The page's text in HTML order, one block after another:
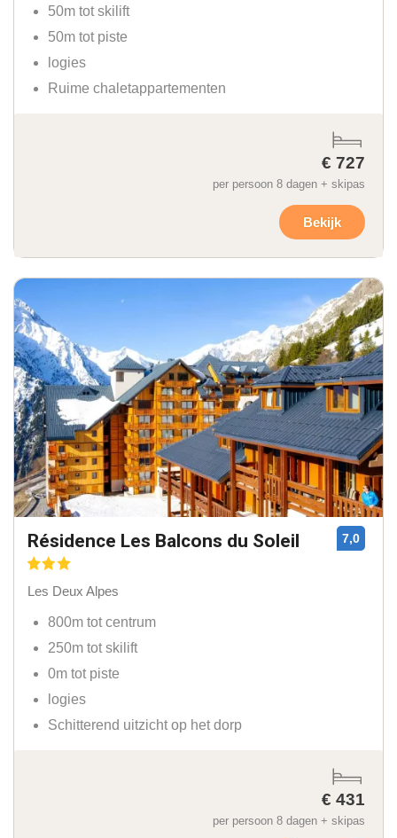
50m tot skilift
50m tot piste
logies
Ruime chaletappartementen
€ 727
per persoon 8 dagen + skipas
Bekijk
Résidence Les Balcons du Soleil
Les Deux Alpes
800m tot centrum
250m tot skilift
0m tot piste
logies
Schitterend uitzicht op het dorp
7,0
€ 431
per persoon 8 dagen + skipas